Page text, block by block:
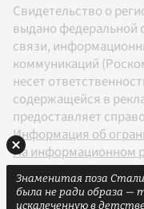
Свидетельство о
выдано федеральной
связи,
коммуникаций
несет
содержащейся в
предоставляет
Информация об
На информационном
рекомендательные
Правилами
Знаменитая поза
была не ради образа —
искалеченную в